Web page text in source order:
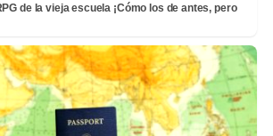
de la vieja escuela ¡Cómo los de antes, pero